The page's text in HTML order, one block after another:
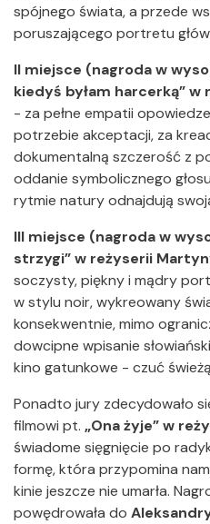
spójnego świata, a przede
poruszającego portretu
II miejsce (nagroda w
kiedyś byłam harcerką”w
- za pełne empatii
potrzebie akceptacji, za
dokumentalną szczerość z
oddanie symbolicznego
rytmie natury odnajdują
III miejsce (nagroda w
strzygi” w reżyserii
soczysty, piękny i mądry
w stylu noir, wykreowany
konsekwentnie, mimo
dowcipne wpisanie
kino gatunkowe - czuć
Ponadto jury zdecydowało
filmowi pt. „Ona żyje”w
świadome sięgnięcie po
formę, która przypomina
kinie jeszcze nie umarła.
powędrowała do